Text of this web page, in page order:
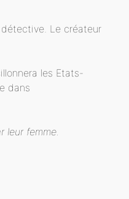
Le créateur
les Etats-
dans
leur femme.